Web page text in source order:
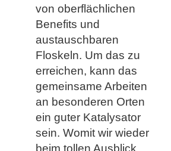
von oberflächlichen
Benefits und
austauschbaren
Floskeln. Um das zu
erreichen, kann das
gemeinsame Arbeiten
an besonderen Orten
ein guter Katalysator
sein. Womit wir wieder
beim tollen Ausblick